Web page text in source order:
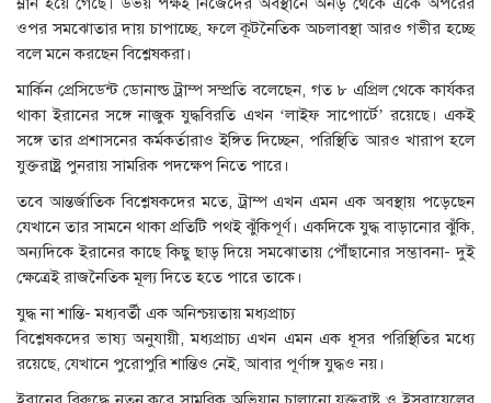
ওপর সমঝোতার দায় চাপাচ্ছে, ফলে কূটনৈতিক অচলাবস্থা আরও গভীর হচ্ছে
বলে মনে করছেন বিশ্লেষকরা।
মার্কিন প্রেসিডেন্ট ডোনাল্ড ট্রাম্প সম্প্রতি বলেছেন, গত ৮ এপ্রিল থেকে কার্যকর
থাকা ইরানের সঙ্গে নাজুক যুদ্ধবিরতি এখন ‘লাইফ সাপোর্টে’ রয়েছে। একই
সঙ্গে তার প্রশাসনের কর্মকর্তারাও ইঙ্গিত দিচ্ছেন, পরিস্থিতি আরও খারাপ হলে
যুক্তরাষ্ট্র পুনরায় সামরিক পদক্ষেপ নিতে পারে।
তবে আন্তর্জাতিক বিশ্লেষকদের মতে, ট্রাম্প এখন এমন এক অবস্থায় পড়েছেন
যেখানে তার সামনে থাকা প্রতিটি পথই ঝুঁকিপূর্ণ। একদিকে যুদ্ধ বাড়ানোর ঝুঁকি,
অন্যদিকে ইরানের কাছে কিছু ছাড় দিয়ে সমঝোতায় পৌঁছানোর সম্ভাবনা- দুই
ক্ষেত্রেই রাজনৈতিক মূল্য দিতে হতে পারে তাকে।
যুদ্ধ না শান্তি- মধ্যবর্তী এক অনিশ্চয়তায় মধ্যপ্রাচ্য
বিশ্লেষকদের ভাষ্য অনুযায়ী, মধ্যপ্রাচ্য এখন এমন এক ধূসর পরিস্থিতির মধ্যে
রয়েছে, যেখানে পুরোপুরি শান্তিও নেই, আবার পূর্ণাঙ্গ যুদ্ধও নয়।